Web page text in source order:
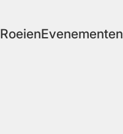
RoeienEvenementen